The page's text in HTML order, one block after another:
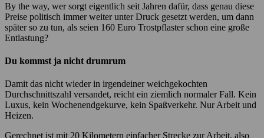
By the way, wer sorgt eigentlich seit Jahren dafür, dass genau diese
Preise politisch immer weiter unter Druck gesetzt werden, um dann
später so zu tun, als seien 160 Euro Trostpflaster schon eine große
Entlastung?
Du kommst ja nicht drumrum
Damit das nicht wieder in irgendeiner weichgekochten
Durchschnittszahl versandet, reicht ein ziemlich normaler Fall. Kein
Luxus, kein Wochenendgekurve, kein Spaßverkehr. Nur Arbeit und
Heizen.
Gerechnet ist mit 20 Kilometern einfacher Strecke zur Arbeit, also